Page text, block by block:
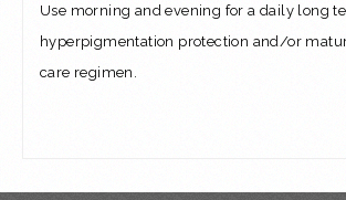
Use morning and evening for a daily long
hyperpigmentation protection and/or
care regimen.